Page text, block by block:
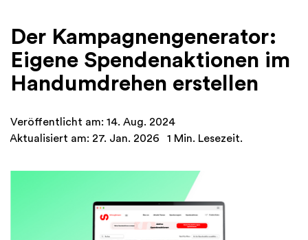
Recherche
Spenden-Tools
Netzwerke
Der Kampagnengenerator:
Eigene Spendenaktionen im
Handumdrehen erstellen
Veröffentlicht am: 14. Aug. 2024
Aktualisiert am: 27. Jan. 2026
1 Min. Lesezeit.